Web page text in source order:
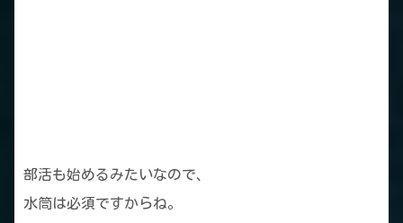
部活も始めるみたいなので、
水筒は必須ですからね。